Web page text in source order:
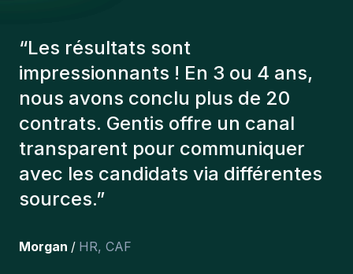
“Les consultants Gentis ont
toujours tenu compte de plusieurs
éléments afin de nous présenter
les bons candidats. Les personnes
que l'on a recruté sont toujours là
et personnellement,je suis très
content des personnes qu’on a